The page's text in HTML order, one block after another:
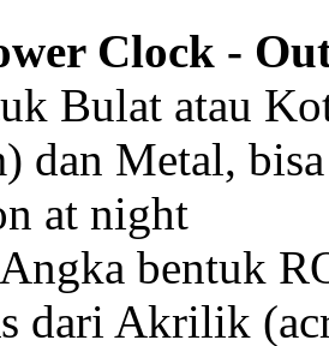
Clock -
Bulat atau
dan Metal,
at night
bentuk
dari Akrilik